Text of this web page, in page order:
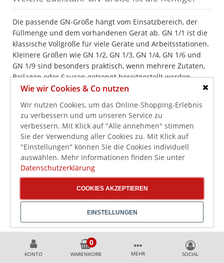
KONTO WARENKORB MEHR
Die passende GN-Größe hängt vom Einsatzbereich, der
Füllmenge und dem vorhandenen Gerät ab. GN 1/1 ist die
klassische Vollgröße für viele Geräte und Arbeitsstationen.
Kleinere Größen wie GN 1/2, GN 1/3, GN 1/4, GN 1/6 und
GN 1/9 sind besonders praktisch, wenn mehrere Zutaten,
Beilagen oder Saucen getrennt bereitgestellt werden
sollen.
GN 2/1:für große Mengen, zentrale Vorbereitung,
Großküchen und größere Speisentransporte
GN 1/1: als Standardgröße für Küche, Ausgabe, Buffet,
Kühlung und Warmhaltung
GN 2/3:als Zwischengröße für mittlere Mengen und
Kombinationen im GN-Raster
für Beilagen, kleinere Speisemengen, Buffet,
Bain-Marie und flexible Arbeitsstationen
für längliche Zutaten, Theken,
Pizzakühlaufsätze und Buffetlinien
GN 1/3:
für Pizzabelag, Salate, Saucen, Toppings und
Mise en Place
Wie wir Cookies & Co nutzen
Wir nutzen Cookies, um das Online-Shopping-Erlebnis
zu verbessern und um unseren Service zu
verbessern. Mit Klick auf "Alle annehmen" stimmen
Sie der Verwendung aller Cookies zu. Mit Klick auf
"Einstellungen" können Sie die Cookies individuell
auswählen. Mehr Informationen finden Sie unter
Datenschutzerklärung
COOKIES AKZEPTIEREN
EINSTELLUNGEN